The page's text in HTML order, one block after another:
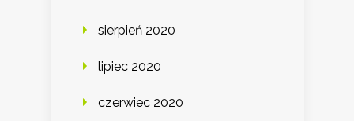
sierpień 2020
lipiec 2020
czerwiec 2020